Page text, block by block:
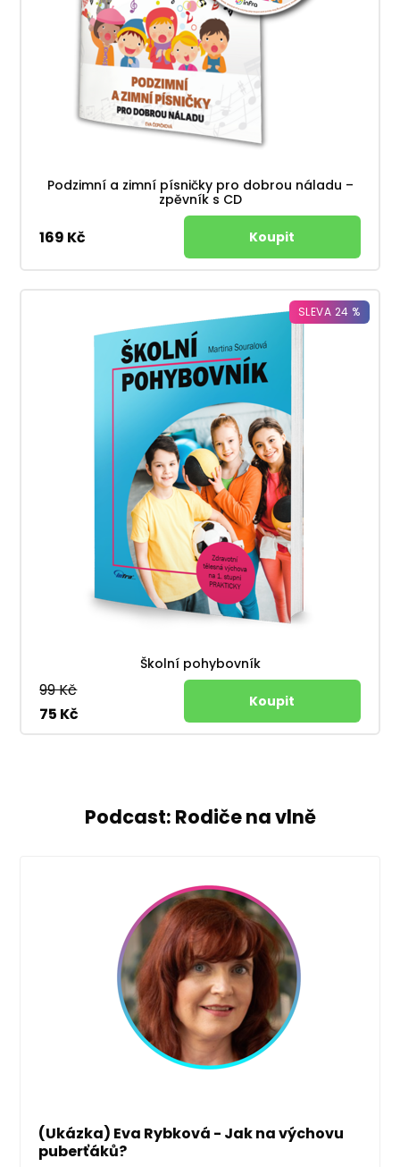
Podzimní a zimní písničky pro dobrou náladu –
zpěvník s CD
169 Kč
SLEVA 24 %
Školní pohybovník
99 Kč
75 Kč
Podcast: Rodiče na vlně
(Ukázka) Eva Rybková - Jak na výchovu
puberťáků?